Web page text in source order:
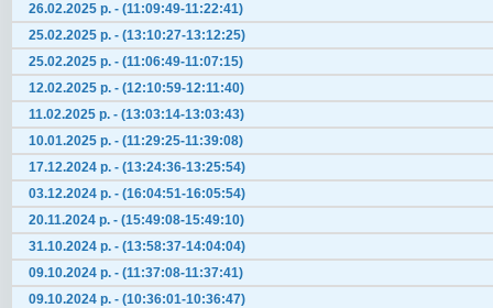
26.02.2025 р. - (11:09:49-11:22:41)
25.02.2025 р. - (13:10:27-13:12:25)
25.02.2025 р. - (11:06:49-11:07:15)
12.02.2025 р. - (12:10:59-12:11:40)
11.02.2025 р. - (13:03:14-13:03:43)
10.01.2025 р. - (11:29:25-11:39:08)
17.12.2024 р. - (13:24:36-13:25:54)
03.12.2024 р. - (16:04:51-16:05:54)
20.11.2024 р. - (15:49:08-15:49:10)
31.10.2024 р. - (13:58:37-14:04:04)
09.10.2024 р. - (11:37:08-11:37:41)
09.10.2024 р. - (10:36:01-10:36:47)